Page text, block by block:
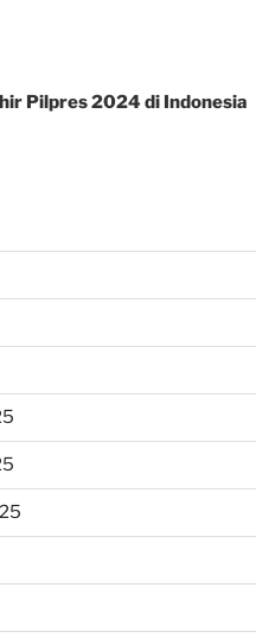
Pilpres 2024 di Indonesia